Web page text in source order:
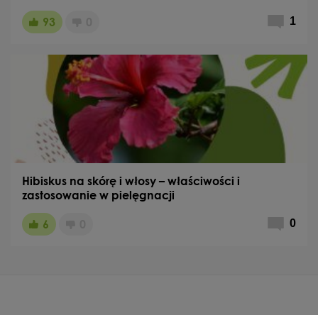
93 1
Hibiskus na skórę i włosy – właściwości i
zastosowanie w pielęgnacji
6 0